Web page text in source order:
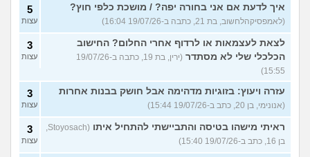
איך לדעת אם אני בחורה יפה? / מושכת כלפי חוץ?
(לאמפסיקהלחשוב, בת 21, כתבה ב-19/07/26 16:04)
5
עצות
לצאת לעצמאות או לרדוף אחרי החלום? החישוב
הכלכלי שלי לא מסתדר
(ירין, בת 19, כתבה ב-19/07/26
15:55)
3
עצות
עזרה ויעוץ: בזוגיות מדהימה אבל חושק בבנות אחרות
(אנונימי, בן 20, כתב ב-19/07/26 15:44)
3
עצות
ראיתי מישהו בטיסה והתביישתי להתחיל איתו
(Stoyosach,
בן 16, כתב ב-19/07/26 15:40)
3
עצות